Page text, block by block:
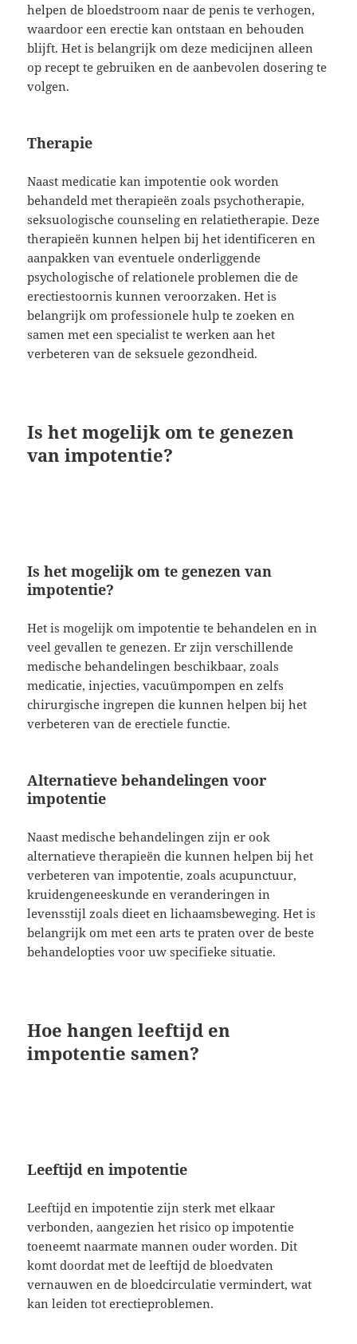
helpen de bloedstroom naar de penis te verhogen,
waardoor een erectie kan ontstaan en behouden
blijft. Het is belangrijk om deze medicijnen alleen
op recept te gebruiken en de aanbevolen dosering te
volgen.
Therapie
Naast medicatie kan impotentie ook worden
behandeld met therapieën zoals psychotherapie,
seksuologische counseling en relatietherapie. Deze
therapieën kunnen helpen bij het identificeren en
aanpakken van eventuele onderliggende
psychologische of relationele problemen die de
erectiestoornis kunnen veroorzaken. Het is
belangrijk om professionele hulp te zoeken en
samen met een specialist te werken aan het
verbeteren van de seksuele gezondheid.
Is het mogelijk om te genezen
van impotentie?
Is het mogelijk om te genezen van
impotentie?
Het is mogelijk om impotentie te behandelen en in
veel gevallen te genezen. Er zijn verschillende
medische behandelingen beschikbaar, zoals
medicatie, injecties, vacuümpompen en zelfs
chirurgische ingrepen die kunnen helpen bij het
verbeteren van de erectiele functie.
Alternatieve behandelingen voor
impotentie
Naast medische behandelingen zijn er ook
alternatieve therapieën die kunnen helpen bij het
verbeteren van impotentie, zoals acupunctuur,
kruidengeneeskunde en veranderingen in
levensstijl zoals dieet en lichaamsbeweging. Het is
belangrijk om met een arts te praten over de beste
behandelopties voor uw specifieke situatie.
Hoe hangen leeftijd en
impotentie samen?
Leeftijd en impotentie
Leeftijd en impotentie zijn sterk met elkaar
verbonden, aangezien het risico op impotentie
toeneemt naarmate mannen ouder worden. Dit
komt doordat met de leeftijd de bloedvaten
vernauwen en de bloedcirculatie vermindert, wat
kan leiden tot erectieproblemen.